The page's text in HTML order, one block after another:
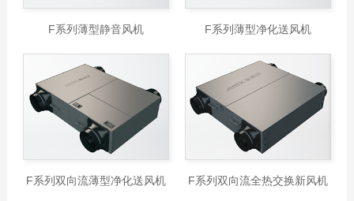
F系列薄型静音风机 F系列薄型净化送风机
F系列双向流薄型净化送风机 F系列双向流全热交换新风机